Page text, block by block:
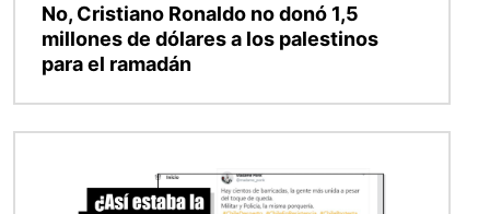
No, Cristiano Ronaldo no donó 1,5
millones de dólares a los palestinos
para el ramadán